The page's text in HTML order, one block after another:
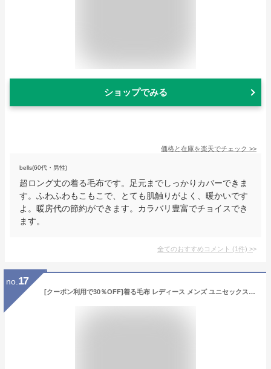
ショップでみる
価格と在庫を楽天でチェック >>
bells(60代・男性)
超ロング丈の着る毛布です。足元までしっかりカバーできま
す。ふわふわもこもこで、とても肌触りがよく、暖かいです
よ。暖房代の節約ができます。カラバリ豊富でチョイスでき
ます。
全てのおすすめコメント (1件) >
no. 17
[クーポン利用で30％OFF]着る毛布 レディース メンズ ユニセックス ワンピース ロングワンピース パーカー パーカーワンピ ルームウェア パジャマ ワンマイルウエア ブランケット ガウン 部屋着 寒さ対策 起毛 もこもこ 大きいサイズ【メール便不可】【30】